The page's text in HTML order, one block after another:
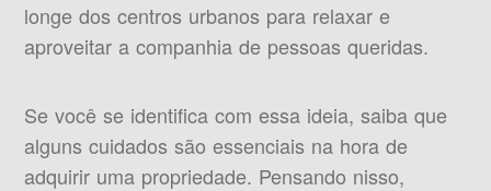
longe dos centros urbanos para relaxar e
aproveitar a companhia de pessoas queridas.
Se você se identifica com essa ideia, saiba que
alguns cuidados são essenciais na hora de
adquirir uma propriedade. Pensando nisso,